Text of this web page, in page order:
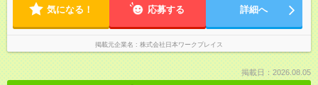
気になる！ 応募する 詳細へ
掲載元企業名 株式会社日本ワークプレイス
掲載日：2026.08.05